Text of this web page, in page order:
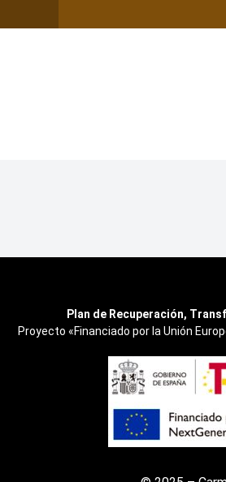
Plan de Recuperación,
Proyecto «Financiado por la Unión